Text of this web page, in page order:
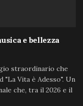
e bellezza
straordinario che
Vita è Adesso". Un
che, tra il 2026 e il